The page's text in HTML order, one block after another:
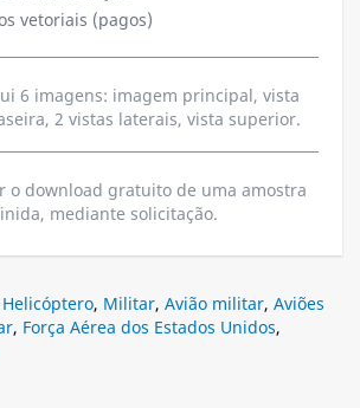
vetoriais (pagos)
6 imagens: imagem principal, vista
2 vistas laterais, vista superior.
o download gratuito de uma amostra
mediante solicitação.
Helicóptero, Militar, Avião militar, Aviões
, Força Aérea dos Estados Unidos,